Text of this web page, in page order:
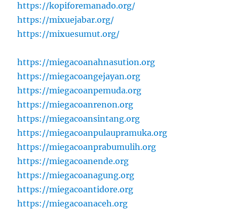
https://kopiforemanado.org/
https://mixuejabar.org/
https://mixuesumut.org/
https://miegacoanahnasution.org
https://miegacoangejayan.org
https://miegacoanpemuda.org
https://miegacoanrenon.org
https://miegacoansintang.org
https://miegacoanpulaupramuka.org
https://miegacoanprabumulih.org
https://miegacoanende.org
https://miegacoanagung.org
https://miegacoantidore.org
https://miegacoanaceh.org